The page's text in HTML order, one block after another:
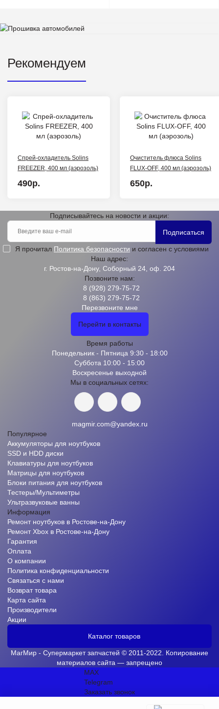
Рекомендуем
Спрей-охладитель Solins
FREEZER, 400 мл (аэрозоль)
490р.
Очиститель флюса Solins
FLUX-OFF, 400 мл (аэрозоль)
650р.
Подписывайтесь на новости и акции:
Подписаться
Я прочитал Политика безопасности и согласен с условиями
Наш адрес:
г. Ростов-на-Дону, Соборный 24, оф. 204
Позвоните нам:
8 (928) 279-75-72
8 (863) 279-75-72
Перезвоните мне
Перейти в контакты
Время работы
Понедельник - Пятница 9:30 - 18:00
Суббота 10:00 - 15:00
Воскресенье выходной
Мы в социальных сетях:
magmir.com@yandex.ru
Популярное
Аккумуляторы для ноутбуков
SSD и HDD диски
Клавиатуры для ноутбуков
Матрицы для ноутбуков
Блоки питания для ноутбуков
Тестеры/Мультиметры
Ультразвуковые ванны
Информация
Ремонт ноутбуков в Ростове-на-Дону
Ремонт Xbox в Ростове-на-Дону
Гарантия
Оплата
О компании
Политика конфиденциальности
Связаться с нами
Возврат товара
Карта сайта
Производители
Акции
Каталог товаров
МагМир - Супермаркет запчастей © 2011-2022. Копирование
материалов сайта — запрещено
MAX
Telegram
Заказать звонок